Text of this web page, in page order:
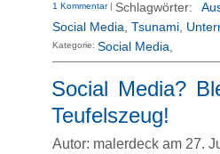
1 Kommentar| Schlagwörter:
Social Media, Tsunami,
Kategorie: Social Media
Social Media?
Teufelszeug!
Autor: malerdeck am 27.